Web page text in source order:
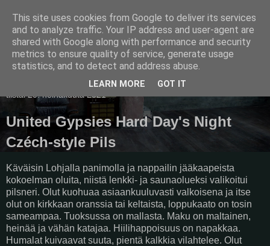
Pullollinen
tiistai 20. heinäkuuta 2021
United Gypsies Hard Day's Night
Czéch-style Pils
Käväisin Lohjalla panimolla ja nappailin jääkaapeista
kokoelman oluita, niistä lenkki- ja saunaolueksi valikoitui
pilsneri. Olut kuohuaa asiaankuuluvasti valkoisena ja itse
olut on kirkkaan oranssia tai keltaista, loppukaato on tosin
sameampaa. Tuoksussa on mallasta. Maku on maltainen,
heinää ja vähän katajaa. Hiilihappoisuus on napakkaa.
Humalat kuivaavat suuta, pientä kalkkia vilahtelee. Olut
This site uses cookies from Google to deliver its services
and to analyze traffic. Your IP address and user-agent are
shared with Google along with performance and security
metrics to ensure quality of service, generate usage
statistics, and to detect and address abuse.
LEARN MORE GOT IT